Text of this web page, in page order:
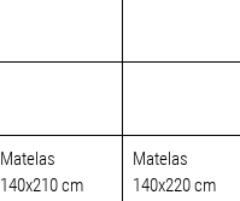
Matelas
140x210 cm
Matelas
140x220 cm